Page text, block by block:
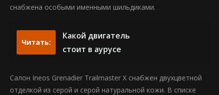
снабжена особыми именными шильдиками.
Читать:
Какой двигатель
стоит в аурусе
Салон Ineos Grenadier Trailmaster X снабжен двухцветной
отделкой из серой и серой натуральной кожи. В списке